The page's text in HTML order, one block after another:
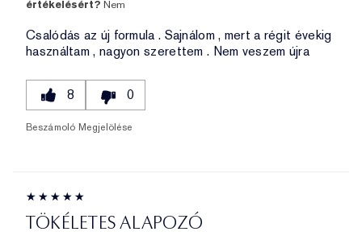
értékelésért? Nem
Csalódás az új formula . Sajnálom , mert a régit évekig
használtam , nagyon szerettem . Nem veszem újra
8 0
Beszámoló Megjelölése
TÖKÉLETES ALAPOZÓ